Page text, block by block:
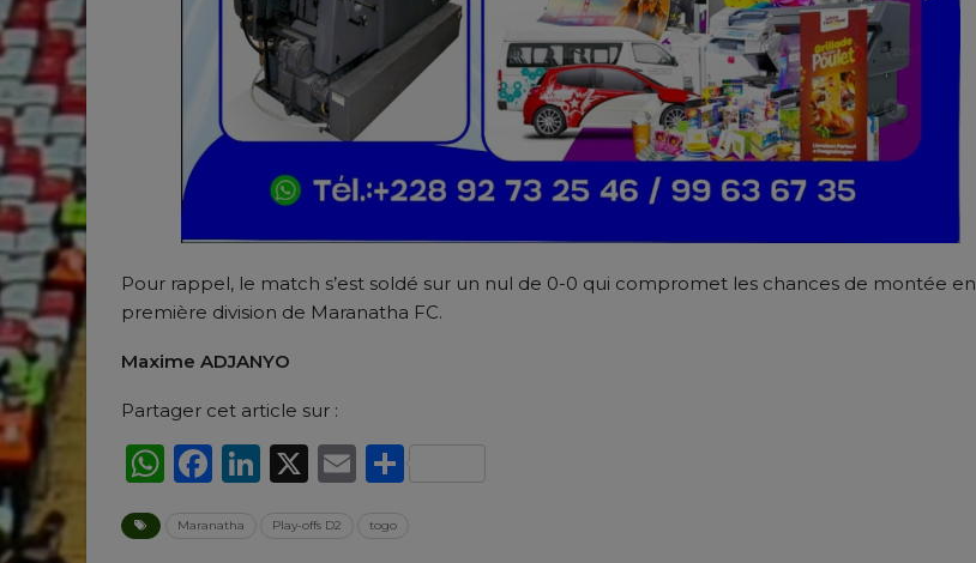
Pour rappel, le match s’est soldé sur un nul de 0-0 qui compromet les chances de montée en
première division de Maranatha FC.
Maxime ADJANYO
Partager cet article sur :
WhatsApp
Facebook
LinkedIn
X EmailPartager
Maranatha Play-offs D2 togo